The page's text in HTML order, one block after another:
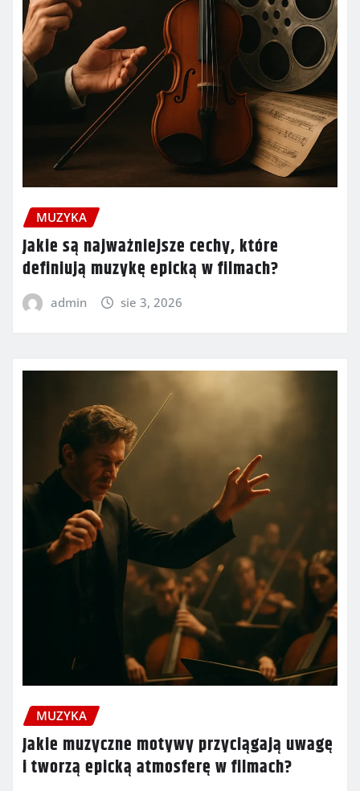
MUZYKA
Jakie są najważniejsze cechy, które
definiują muzykę epicką w filmach?
admin sie 3, 2026
MUZYKA
Jakie muzyczne motywy przyciągają uwagę
i tworzą epicką atmosferę w filmach?